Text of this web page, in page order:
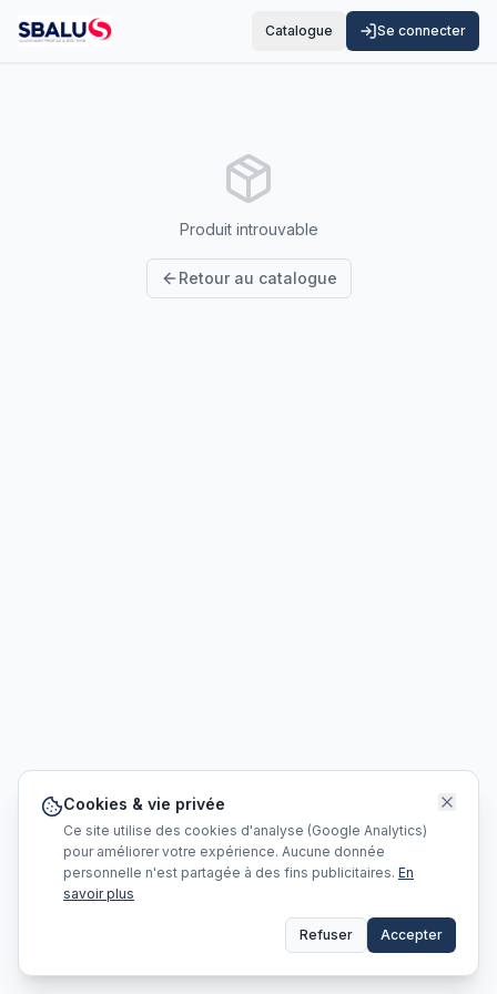
Catalogue Se connecter
Produit introuvable
Retour au catalogue
Cookies & vie privée
Ce site utilise des cookies d'analyse (Google Analytics)
pour améliorer votre expérience. Aucune donnée
personnelle n'est partagée à des fins publicitaires. En
savoir plus
Refuser Accepter